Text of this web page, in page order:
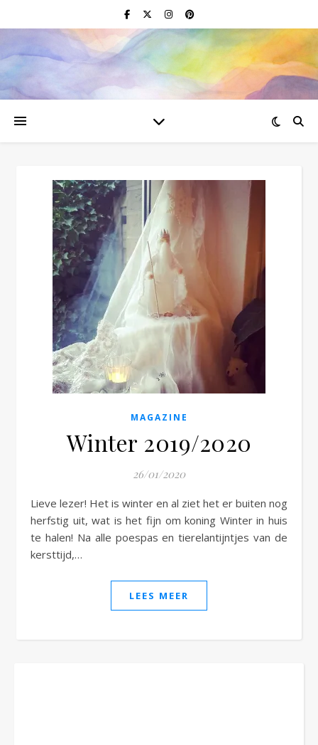
MAGAZINE
Winter 2019/2020
26/01/2020
Lieve lezer! Het is winter en al ziet het er buiten nog
herfstig uit, wat is het fijn om koning Winter in huis
te halen! Na alle poespas en tierelantijntjes van de
kersttijd,…
LEES MEER